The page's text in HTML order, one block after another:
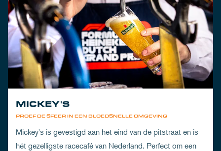
PROEF DE SFEER IN EEN BLOEDSNELLE OMGEVING
MICKEY'S
Mickey's is gevestigd aan het eind van de pitstraat en is
hét gezelligste racecafé van Nederland. Perfect om een